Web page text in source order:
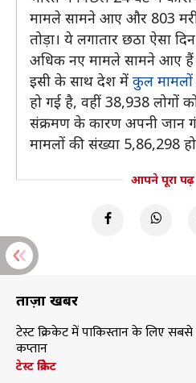
मामले सामने आए और 803
तोड़ा। ये लगातार छठा ऐसा
अधिक नए मामले सामने आए
इसी के साथ देश में कुल
हो गई है, वहीं 38,938 लोगों
संक्रमण के कारण अपनी जान
मामलों की संख्या 5,86,298
आपने पूरा पढ़
ताज़ा खबरें
टेस्ट क्रिकेट में पाकिस्तान के लिए सबसे
कप्तान
टेस्ट क्रिकेट